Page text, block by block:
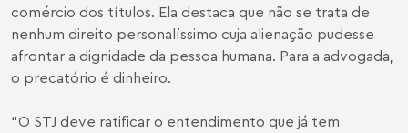
comércio dos títulos. Ela destaca que não se trata de
nenhum direito personalíssimo cuja alienação pudesse
afrontar a dignidade da pessoa humana. Para a advogada,
o precatório é dinheiro.
“O STJ deve ratificar o entendimento que já tem